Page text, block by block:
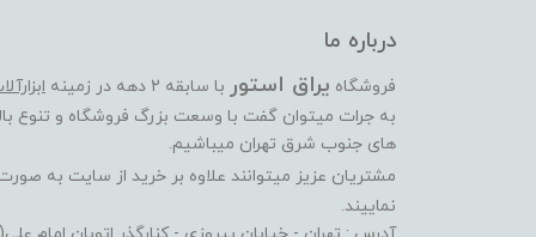
درباره ما
فروشگاه یراق استور با سابقه 2 دهه در زمینه
به جرات میتوان گفت با وسعت بزرگ فروشگاه و تنوع
های جنوب شرق تهران میباشیم.
مشتریان عزیز میتوانند علاوه بر خرید از سایت به
نماییند.